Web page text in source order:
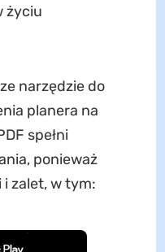
życiu
narzędzie do
planera na
spełni
ponieważ
zalet, w tym: